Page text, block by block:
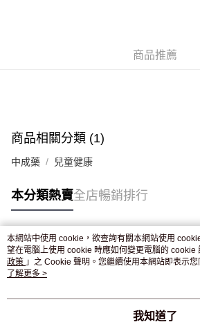
付款後門市自取，訂單確認後2-4個工作天
商品推薦
商品相關分類 (1)
中成藥 兒童健康
本分類熱賣全店暢銷排行
熱門標籤
熱銷排行
本網站中使用 cookie，欲查詢有關本網站使用
望在電腦上使用 cookie 時應如何變更電腦的 cookie
政策 」之 Cookie 聲明。您繼續使用本網站即表示
條款之 Cookie 聲明使用 cookie。
了解更多 >
我知道了